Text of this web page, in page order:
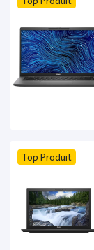
Top Produit